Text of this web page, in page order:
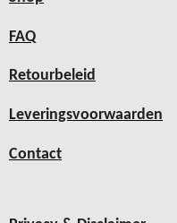
FAQ
Retourbeleid
Leveringsvoorwaarden
Contact